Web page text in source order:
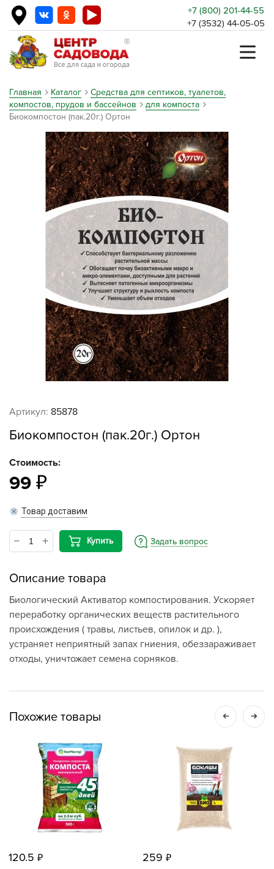
+7 (800) 201-44-55
+7 (3532) 44-05-05
Главная Каталог
Средства для септиков, туалетов,
компостов, прудов и бассейнов
для компоста
Биокомпостон (пак.20г.) Ортон
Артикул: 85878
Биокомпостон (пак.20г.) Ортон
Стоимость:
99
Товар доставим
Купить Задать вопрос
Описание товара
Биологический Активатор компостирования. Ускоряет
переработку органических веществ растительного
происхождения ( травы, листьев, опилок и др. ),
устраняет неприятный запах гниения, обеззараживает
отходы, уничтожает семена сорняков.
Похожие товары
120.5 259